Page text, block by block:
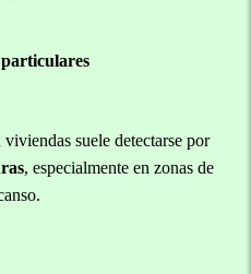
suele detectarse por
, especialmente en zonas de